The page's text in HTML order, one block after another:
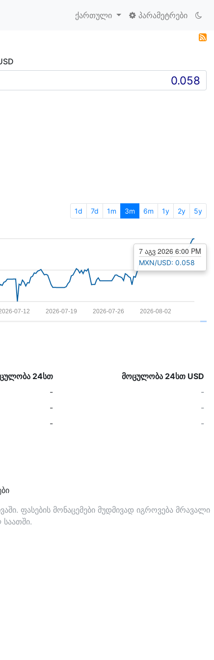
ქართული პარამეტრები
1d 7d 1m 3m 6m 1y 2y 5y
2026-08-02
2026-07-26
2026-07-19
07-12
7 აგვ 2026 6:00 PM
MXN/USD: 0.058
24სთ
მოცულობა 24სთ USD
-
-
-
-
- -
ფასების მონაცემები მუდმივად იგროვება მრავალი